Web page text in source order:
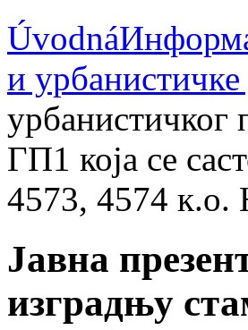
Úvodná
и
урбанистичког
ГП1 која се
4573, 4574 к.о.
Јавна
изградњу